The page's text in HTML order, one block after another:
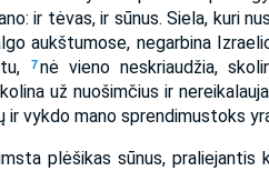
ir tėvas, ir sūnus. Siela, kuri
aukštumose, negarbina
7 nė vieno neskriaudžia,
už nuošimčius ir
ir vykdo mano sprendimus­toks
plėšikas sūnus, praliejantis